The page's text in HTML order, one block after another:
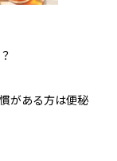
がある方は便秘